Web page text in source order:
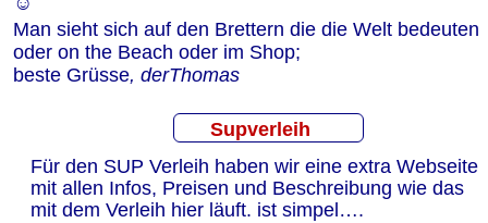
Supverleih
Für den SUP Verleih haben wir eine extra Webseite
mit allen Infos, Preisen und Beschreibung wie das
mit dem Verleih hier läuft. ist simpel….
Man sieht sich auf den Brettern die die Welt bedeuten
oder on the Beach oder im Shop;
beste Grüsse, derThomas